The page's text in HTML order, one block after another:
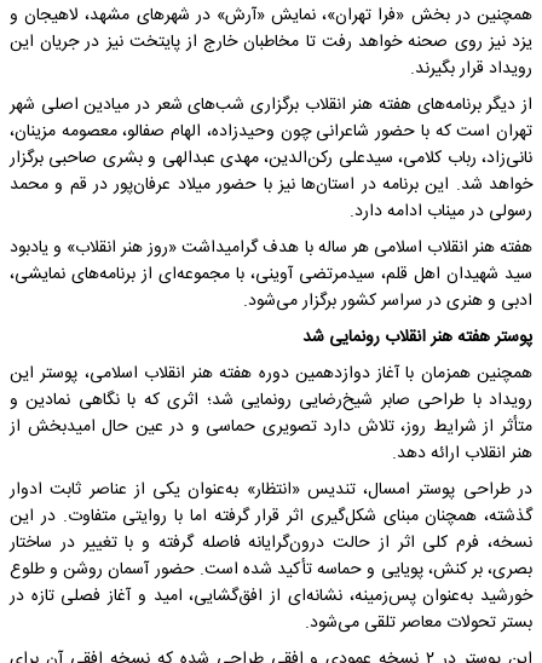
همچنین در بخش «فرا تهران»، نمایش «آرش» در شهرهای مشهد، لاهیجان و
یزد نیز روی صحنه خواهد رفت تا مخاطبان خارج از پایتخت نیز در جریان این
رویداد قرار بگیرند.
از دیگر برنامه‌های هفته هنر انقلاب برگزاری شب‌های شعر در میادین اصلی شهر
تهران است که با حضور شاعرانی چون وحیدزاده، الهام صفالو، معصومه مزینان،
نانی‌زاد، رباب کلامی، سیدعلی رکن‌الدین، مهدی عبدالهی و بشری صاحبی برگزار
خواهد شد. این برنامه در استان‌ها نیز با حضور میلاد عرفان‌پور در قم و محمد
رسولی در میناب ادامه دارد.
هفته هنر انقلاب اسلامی هر ساله با هدف گرامیداشت «روز هنر انقلاب» و یادبود
سید شهیدان اهل قلم، سیدمرتضی آوینی، با مجموعه‌ای از برنامه‌های نمایشی،
ادبی و هنری در سراسر کشور برگزار می‌شود.
پوستر هفته هنر انقلاب رونمایی شد
همچنین همزمان با آغاز دوازدهمین دوره هفته هنر انقلاب اسلامی، پوستر این
رویداد با طراحی صابر شیخ‌رضایی رونمایی شد؛ اثری که با نگاهی نمادین و
متأثر از شرایط روز، تلاش دارد تصویری حماسی و در عین حال امیدبخش از
هنر انقلاب ارائه دهد.
در طراحی پوستر امسال، تندیس «انتظار» به‌عنوان یکی از عناصر ثابت ادوار
گذشته، همچنان مبنای شکل‌گیری اثر قرار گرفته اما با روایتی متفاوت. در این
نسخه، فرم کلی اثر از حالت درون‌گرایانه فاصله گرفته و با تغییر در ساختار
بصری، بر کنش، پویایی و حماسه تأکید شده است. حضور آسمان روشن و طلوع
خورشید به‌عنوان پس‌زمینه، نشانه‌ای از افق‌گشایی، امید و آغاز فصلی تازه در
بستر تحولات معاصر تلقی می‌شود.